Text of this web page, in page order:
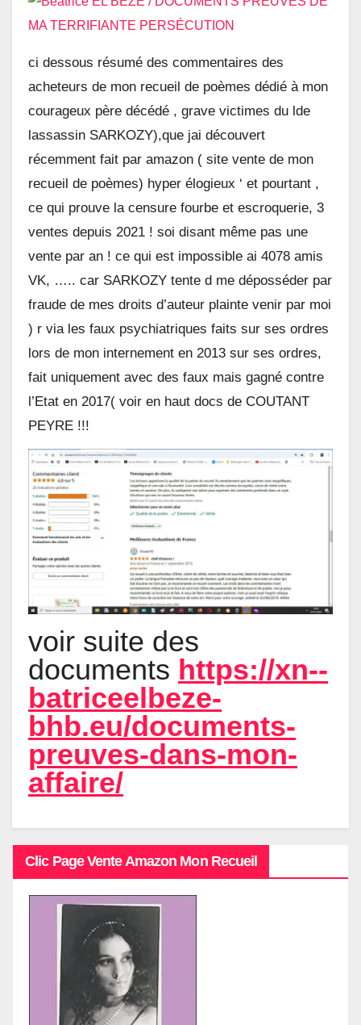
ci dessous résumé des commentaires des
acheteurs de mon recueil de poèmes dédié à mon
courageux père décédé , grave victimes du lde
lassassin SARKOZY),que jai découvert
récemment fait par amazon ( site vente de mon
recueil de poèmes) hyper élogieux ‘ et pourtant ,
ce qui prouve la censure fourbe et escroquerie, 3
ventes depuis 2021 ! soi disant même pas une
vente par an ! ce qui est impossible ai 4078 amis
VK, ….. car SARKOZY tente d me déposséder par
fraude de mes droits d’auteur plainte venir par moi
) r via les faux psychiatriques faits sur ses ordres
lors de mon internement en 2013 sur ses ordres,
fait uniquement avec des faux mais gagné contre
l’Etat en 2017( voir en haut docs de COUTANT
PEYRE !!!
voir suite des
documents https://xn--
batriceelbeze-
bhb.eu/documents-
preuves-dans-mon-
affaire/
Clic Page Vente Amazon Mon Recueil